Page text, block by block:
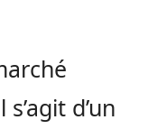
d’un